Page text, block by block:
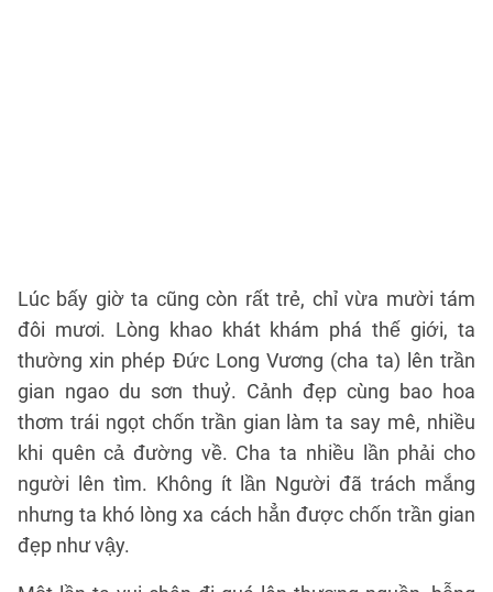
Lúc bấy giờ ta cũng còn rất trẻ, chỉ vừa mười tám
đôi mươi. Lòng khao khát khám phá thế giới, ta
thường xin phép Đức Long Vương (cha ta) lên trần
gian ngao du sơn thuỷ. Cảnh đẹp cùng bao hoa
thơm trái ngọt chốn trần gian làm ta say mê, nhiều
khi quên cả đường về. Cha ta nhiều lần phải cho
người lên tìm. Không ít lần Người đã trách mắng
nhưng ta khó lòng xa cách hẳn được chốn trần gian
đẹp như vậy.